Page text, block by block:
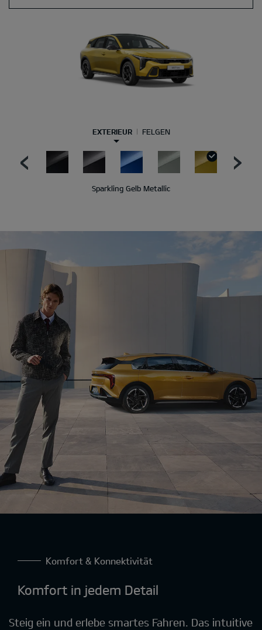
EXTERIEUR FELGEN
Sparkling Gelb Metallic
Komfort & Konnektivität
Komfort in jedem Detail
Steig ein und erlebe smartes Fahren. Das intuitive